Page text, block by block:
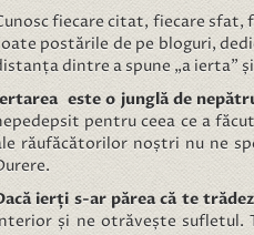
fiecare citat, fiecare sfat,
postările de pe bloguri,
dintre a spune „a ierta”
este o junglă de
pentru ceea ce a
răufăcătorilor noștri nu ne
ierți s-ar părea că te
și ne otrăvește sufletul.